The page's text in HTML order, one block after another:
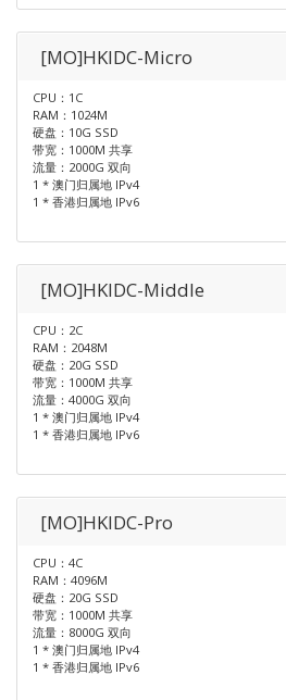
[MO]HKIDC-Micro
CPU：1C
RAM：1024M
硬盘：10G SSD
带宽：1000M 共享
流量：2000G 双向
1 * 澳门归属地 IPv4
1 * 香港归属地 IPv6
[MO]HKIDC-Middle
CPU：2C
RAM：2048M
硬盘：20G SSD
带宽：1000M 共享
流量：4000G 双向
1 * 澳门归属地 IPv4
1 * 香港归属地 IPv6
[MO]HKIDC-Pro
CPU：4C
RAM：4096M
硬盘：20G SSD
带宽：1000M 共享
流量：8000G 双向
1 * 澳门归属地 IPv4
1 * 香港归属地 IPv6